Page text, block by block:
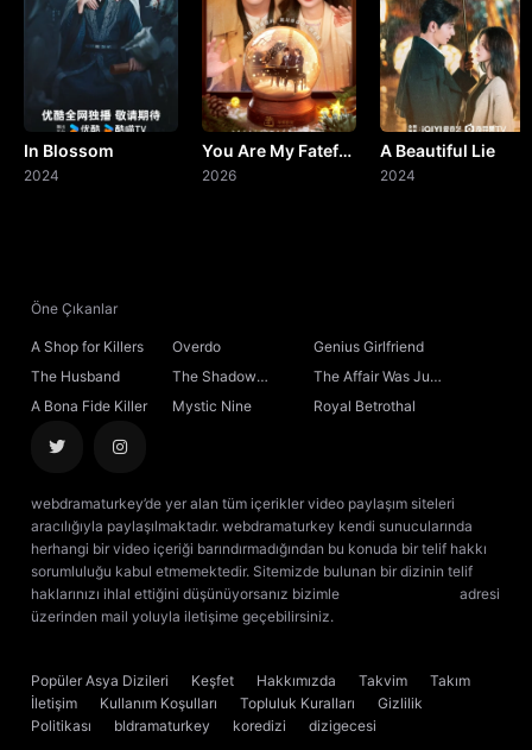
18. Bölüm
20. Bölüm Final
In Blossom
2024
You Are My Fateful
Love
2026
A Beautiful Lie
2024
Öne Çıkanlar
A Shop for Killers Overdo
Genius Girlfriend
The Husband
The Shadow
Sovereign
The Affair Was Just
the Beginning
A Bona Fide Killer Mystic Nine Royal Betrothal
webdramaturkey’de yer alan tüm içerikler video paylaşım siteleri
aracılığıyla paylaşılmaktadır. webdramaturkey kendi sunucularında
herhangi bir video içeriği barındırmadığından bu konuda bir telif hakkı
sorumluluğu kabul etmemektedir. Sitemizde bulunan bir dizinin telif
haklarınızı ihlal ettiğini düşünüyorsanız bizimle
adresi
üzerinden mail yoluyla iletişime geçebilirsiniz.
Popüler Asya Dizileri Keşfet Hakkımızda Takvim
Takım
İletişim
Kullanım Koşulları Topluluk Kuralları
Gizlilik
Politikası
bldramaturkey koredizi
dizigecesi